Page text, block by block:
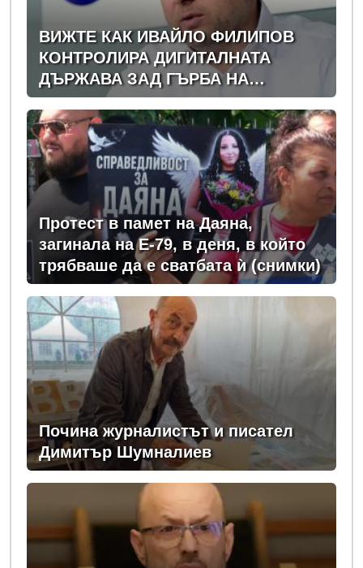
ВИЖТЕ КАК ИВАЙЛО ФИЛИПОВ
КОНТРОЛИРА ДИГИТАЛНАТА
ДЪРЖАВА ЗАД ГЪРБА НА
ПРАВИТЕЛСТВОТО?
(РАЗСЛЕДВАНЕ)
Протест в памет на Даяна,
загинала на Е-79, в деня, в който
трябваше да е сватбата ѝ (снимки)
Почина журналистът и писател
Димитър Шумналиев